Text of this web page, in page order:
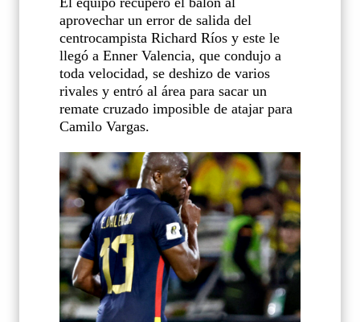
aprovechar un error de salida del
centrocampista Richard Ríos y este le
llegó a Enner Valencia, que condujo a
toda velocidad, se deshizo de varios
rivales y entró al área para sacar un
remate cruzado imposible de atajar para
Camilo Vargas.